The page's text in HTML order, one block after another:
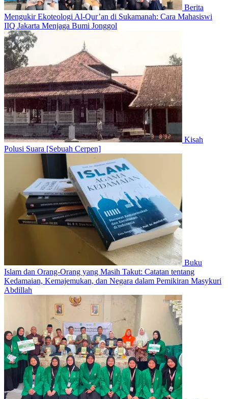
Berita
Mengukir Ekoteologi Al-Qur’an di Sukamanah: Cara Mahasiswi
IIQ Jakarta Menjaga Bumi Jonggol
Kisah
Polusi Suara [Sebuah Cerpen]
Buku
Islam dan Orang-Orang yang Masih Takut: Catatan tentang
Kedamaian, Kemajemukan, dan Negara dalam Pemikiran Masykuri
Abdillah